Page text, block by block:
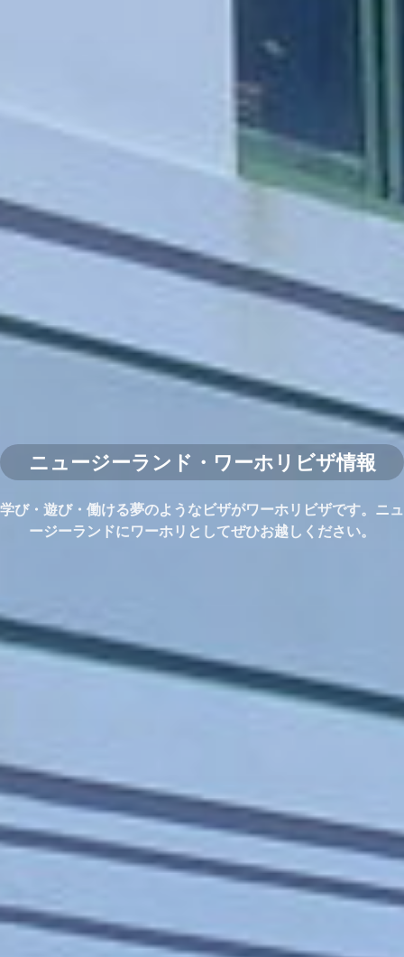
ニュージーランド・ワーホリビザ情報
学び・遊び・働ける夢のようなビザがワーホリビザです。ニュ
ージーランドにワーホリとしてぜひお越しください。